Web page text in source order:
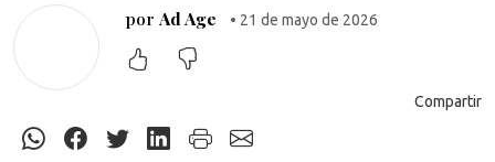
por Ad Age • 21 de mayo de 2026
Compartir